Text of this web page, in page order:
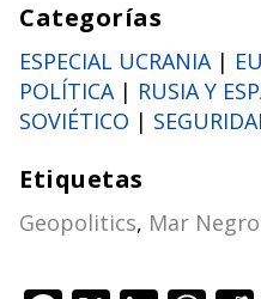
Categorías
ESPECIAL UCRANIA|
POLÍTICA| RUSIA Y
SOVIÉTICO |
Etiquetas
Geopolitics, Mar Negro